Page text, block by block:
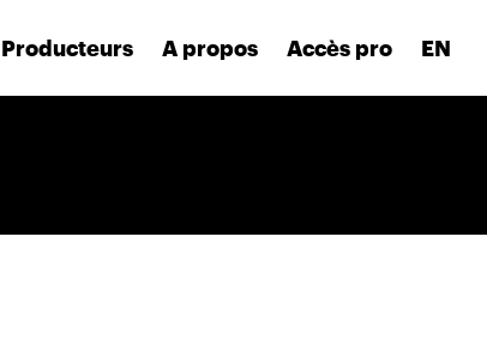
Producteurs A propos Accès pro EN